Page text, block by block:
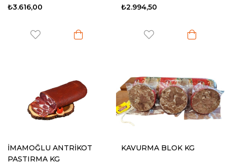
₺3.616,00 ₺2.994,50
İMAMOĞLU ANTRİKOT
PASTIRMA KG
KAVURMA BLOK KG